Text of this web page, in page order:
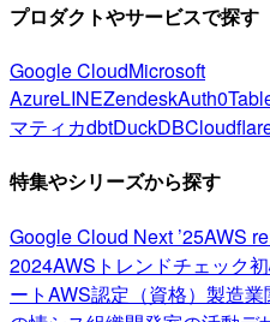
プロダクトやサービスで探す
Google CloudMicrosoft
AzureLINEZendeskAuth0
マティカdbtDuckDB
特集やシリーズから探す
Google Cloud Next ’25AWS
2024AWSトレンドチェック
ートAWS認定（資格） 製造業